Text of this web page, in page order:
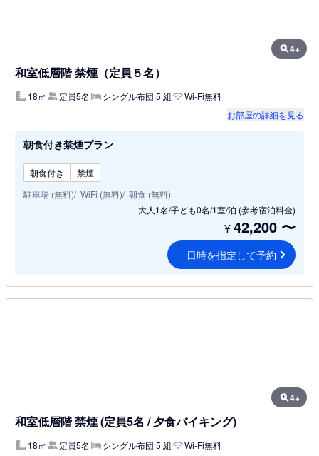
4+
和室低層階 禁煙（定員５名）
18㎡ 定員5名 シングル布団 5 組
Wi-Fi無料
お部屋の詳細を見る
朝食付き禁煙プラン
朝食付き
禁煙
駐車場 (無料) WiFi (無料) 朝食 (無料)
大人1名/子ども0名/1室/泊 (参考宿泊料金)
¥42,200 〜
日時を指定して予約
4+
和室低層階 禁煙 (定員5名 / 夕食バイキング)
18㎡ 定員5名 シングル布団 5 組
Wi-Fi無料